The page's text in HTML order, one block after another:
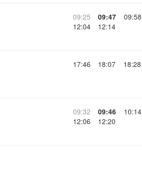
09:25 09:47 09:58
12:04
12:14
17:46 18:07 18:28
09:32 09:46 10:14
12:06
12:20